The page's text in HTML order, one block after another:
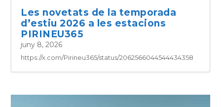
Les novetats de la temporada
d’estiu 2026 a les estacions
PIRINEU365
juny 8, 2026
https://x.com/Pirineu365/status/2062566044544434358